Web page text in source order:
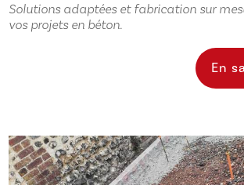
Solutions adaptées et fabrication sur
vos projets en béton.
En